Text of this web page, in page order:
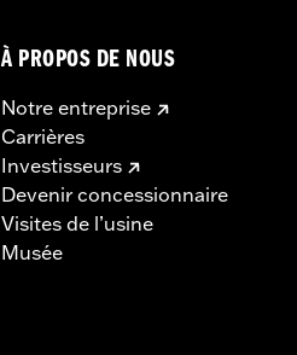
À PROPOS DE NOUS
Notre entreprise
Carrières
Investisseurs
Devenir concessionnaire
Visites de l’usine
Musée